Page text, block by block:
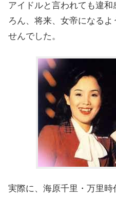
アイドルと言われても違
ろん、将来、女帝になる
せんでした。
実際に、海原千里・万里